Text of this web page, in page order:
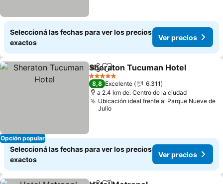
Seleccioná las fechas para ver los precios
exactos
Ver precios
Opción popular
CompartirAñadir a favoritos
Sheraton Tucuman Hotel
5 Estrellas
8,8 Excelente
6.311
a 2.4 km de: Centro de la ciudad
Ubicación ideal frente al Parque Nueve de
Julio
Seleccioná las fechas para ver los precios
exactos
Ver precios